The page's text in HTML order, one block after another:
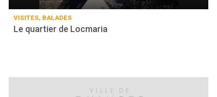
VISITES, BALADES
Le quartier de Locmaria